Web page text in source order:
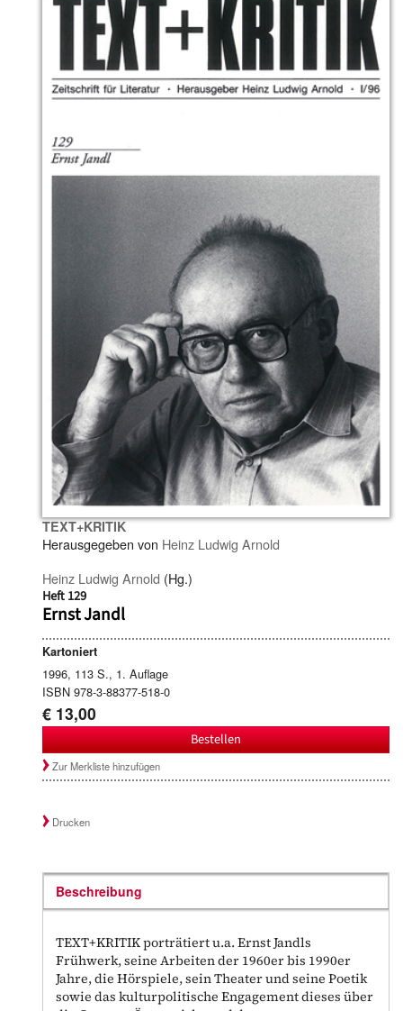
TEXT+KRITIK
Herausgegeben von Heinz Ludwig Arnold
Heinz Ludwig Arnold (Hg.)
Heft 129
Ernst Jandl
Kartoniert
1996, 113 S., 1. Auflage
ISBN 978-3-88377-518-0
€ 13,00
Bestellen
Zur Merkliste hinzufügen
Drucken
Beschreibung
TEXT+KRITIK porträtiert u.a. Ernst Jandls
Frühwerk, seine Arbeiten der 1960er bis 1990er
Jahre, die Hörspiele, sein Theater und seine Poetik
sowie das kulturpolitische Engagement dieses über